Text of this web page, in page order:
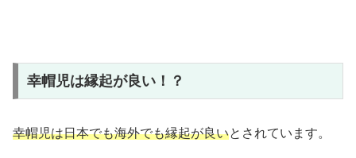
幸帽児は縁起が良い！？
幸帽児は日本でも海外でも縁起が良いとされています。